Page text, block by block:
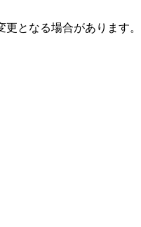
となる場合があります。